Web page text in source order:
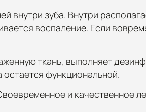
зуба. Внутри
воспаление. Если
ткань, выполняет
функциональной.
и качественное